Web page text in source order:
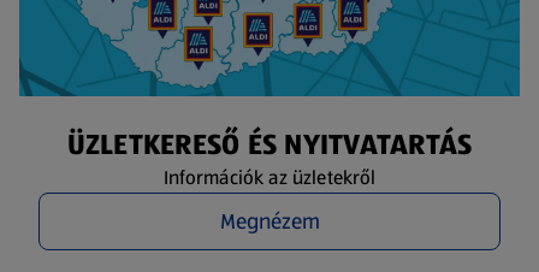
ÜZLETKERESŐ ÉS NYITVATARTÁS
Információk az üzletekről
Megnézem